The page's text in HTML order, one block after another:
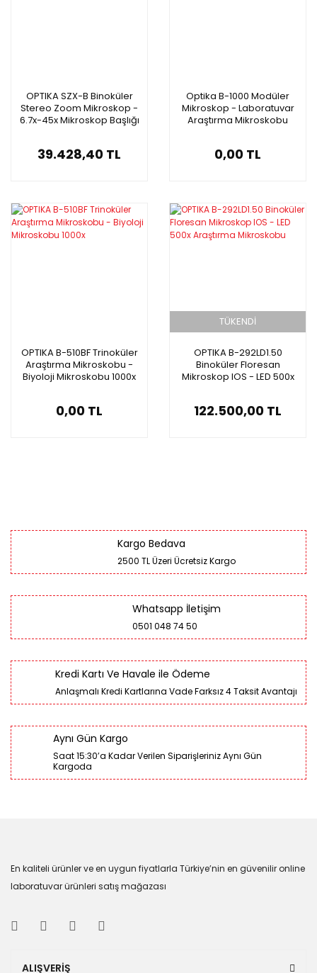
OPTIKA SZX-B Binoküler
Stereo Zoom Mikroskop -
6.7x-45x Mikroskop Başlığı
39.428,40 TL
Optika B-1000 Modüler
Mikroskop - Laboratuvar
Araştırma Mikroskobu
0,00 TL
OPTIKA B-510BF Trinoküler
Araştırma Mikroskobu -
Biyoloji Mikroskobu 1000x
0,00 TL
TÜKENDİ
OPTIKA B-292LD1.50
Binoküler Floresan
Mikroskop IOS - LED 500x
122.500,00 TL
Kargo Bedava
2500 TL Üzeri Ücretsiz Kargo
Whatsapp İletişim
0501 048 74 50
Kredi Kartı Ve Havale ile Ödeme
Anlaşmalı Kredi Kartlarına Vade Farksız 4 Taksit Avantajı
Aynı Gün Kargo
Saat 15:30’a Kadar Verilen Siparişleriniz Aynı Gün
Kargoda
En kaliteli ürünler ve en uygun fiyatlarla Türkiye’nin en güvenilir online
laboratuvar ürünleri satış mağazası
ALIŞVERİŞ